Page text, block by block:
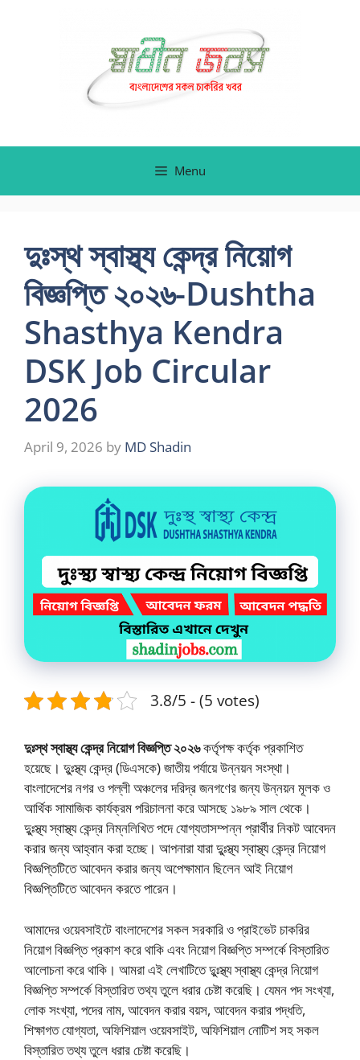
Menu
দুঃস্থ স্বাস্থ্য কেন্দ্র নিয়োগ
বিজ্ঞপ্তি ২০২৬-Dushtha
Shasthya Kendra
DSK Job Circular
2026
April 9, 2026 by MD Shadin
3.8/5 - (5 votes)
দুঃস্থ স্বাস্থ্য কেন্দ্র নিয়োগ বিজ্ঞপ্তি ২০২৬কর্তৃপক্ষ কর্তৃক প্রকাশিত
হয়েছে। দুুঃস্থ্য কেন্দ্র (ডিএসকে) জাতীয় পর্যায়ে উন্নয়ন সংস্থা।
বাংলাদেশের নগর ও পল্লী অঞ্চলের দরিদ্র জনগণের জন্য উন্নয়ন মূলক ও
আর্থিক সামাজিক কার্যক্রম পরিচালনা করে আসছে ১৯৮৯ সাল থেকে।
দুুঃস্থ্য স্বাস্থ্য কেন্দ্র নিম্নলিখিত পদে যোগ্যতাসম্পন্ন প্রার্থীর নিকট আবেদন
করার জন্য আহ্বান করা হচ্ছে। আপনারা যারা দুুঃস্থ্য স্বাস্থ্য কেন্দ্র নিয়োগ
বিজ্ঞপ্তিটিতে আবেদন করার জন্য অপেক্ষামান ছিলেন আই নিয়োগ
বিজ্ঞপ্তিটিতে আবেদন করতে পারেন।
আমাদের ওয়েবসাইটে বাংলাদেশের সকল সরকারি ও প্রাইভেট চাকরির
নিয়োগ বিজ্ঞপ্তি প্রকাশ করে থাকি এবং নিয়োগ বিজ্ঞপ্তি সম্পর্কে বিস্তারিত
আলোচনা করে থাকি। আমরা এই লেখাটিতে দুুঃস্থ্য স্বাস্থ্য কেন্দ্র নিয়োগ
বিজ্ঞপ্তি সম্পর্কে বিস্তারিত তথ্য তুলে ধরার চেষ্টা করেছি। যেমন পদ সংখ্যা,
লোক সংখ্যা, পদের নাম, আবেদন করার বয়স, আবেদন করার পদ্ধতি,
শিক্ষাগত যোগ্যতা, অফিশিয়াল ওয়েবসাইট, অফিশিয়াল নোটিশ সহ সকল
বিস্তারিত তথ্য তুলে ধরার চেষ্টা করেছি।